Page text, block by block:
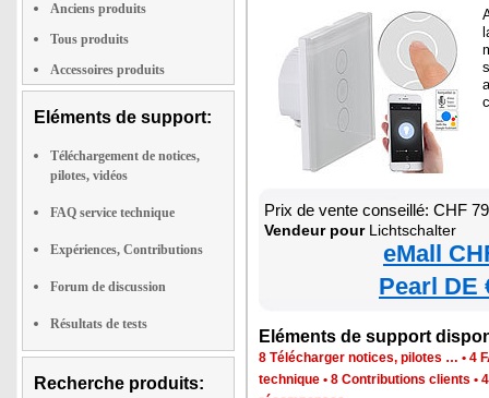
Anciens produits
Tous produits
Accessoires produits
Eléments de support:
Téléchargement de notices,
pilotes, vidéos
FAQ service technique
Expériences, Contributions
Forum de discussion
Résultats de tests
Recherche produits:
Prix de vente conseillé: CHF
Vendeur pourLichtschalter
eMall
Pearl DE
Eléments de support
8 Télécharger notices, pilotes … • 4
technique • 8 Contributions clients •